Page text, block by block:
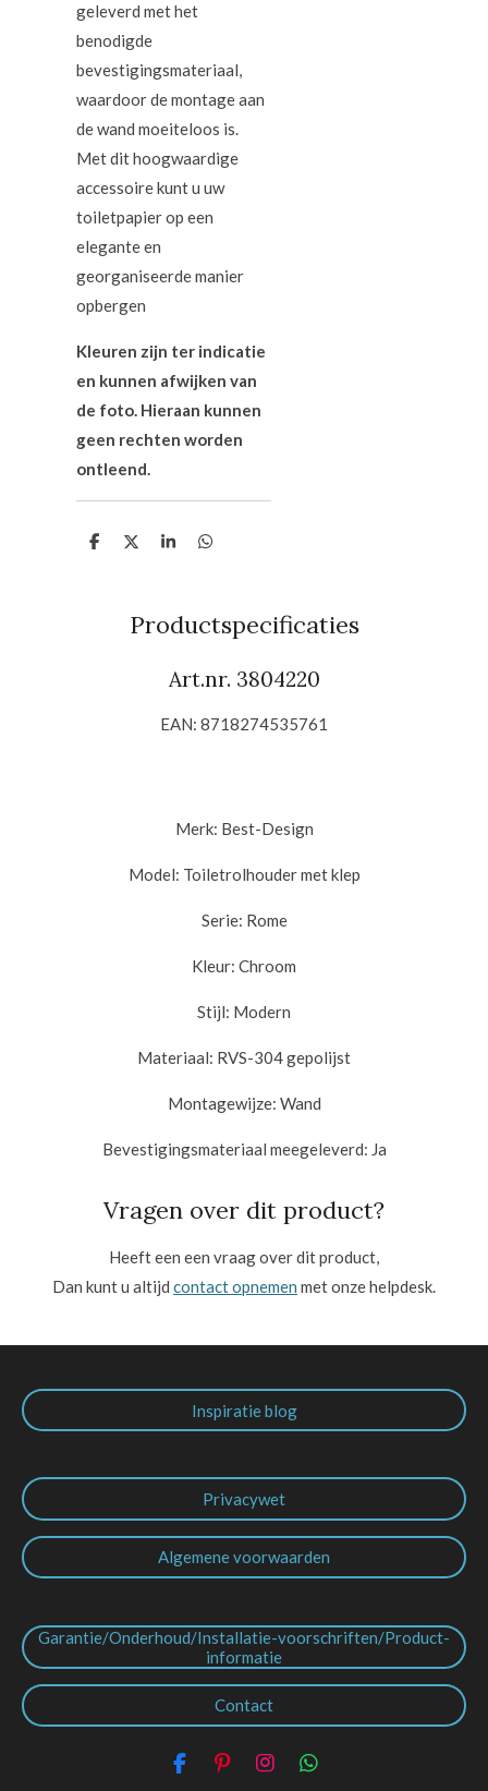
geleverd met het
benodigde
bevestigingsmateriaal,
waardoor de montage aan
de wand moeiteloos is.
Met dit hoogwaardige
accessoire kunt u uw
toiletpapier op een
elegante en
georganiseerde manier
opbergen
Kleuren zijn ter indicatie
en kunnen afwijken van
de foto. Hieraan kunnen
geen rechten worden
ontleend.
D
D
S
D
Productspecificaties
Art.nr. 3804220
EAN: 8718274535761
Merk: Best-Design
Model: Toiletrolhouder met klep
Serie: Rome
Kleur: Chroom
Stijl: Modern
Materiaal: RVS-304 gepolijst
Montagewijze: Wand
Bevestigingsmateriaal meegeleverd: Ja
Vragen over dit product?
Heeft een een vraag over dit product,
Dan kunt u altijd contact opnemen met onze helpdesk.
Inspiratie blog
Privacywet
Algemene voorwaarden
Garantie/Onderhoud/Installatie-voorschriften/Product-
informatie
Contact
F
P
I
W